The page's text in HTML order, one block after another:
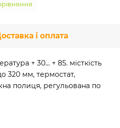
і оплата
+ 30... + 85. місткість
320 мм, термостат,
полиця, регульована по